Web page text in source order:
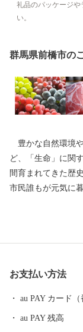
礼品のパッケージや
い。
群馬県前橋市の
豊かな自然環境
ど、「生命」に関
間育まれてきた歴
市民誰もが元気に
もに事業を推進し
づくりにご協力い
す。 全国の皆
お支払い方法
au PAY カード（
au PAY 残高